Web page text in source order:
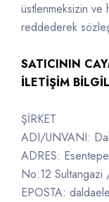
üstlenmeksizin ve
reddederek
SATICININ
İLETİŞİM
ŞİRKET
ADI/UNVANI:
ADRES:
No:12 Sultangazi
EPOSTA: